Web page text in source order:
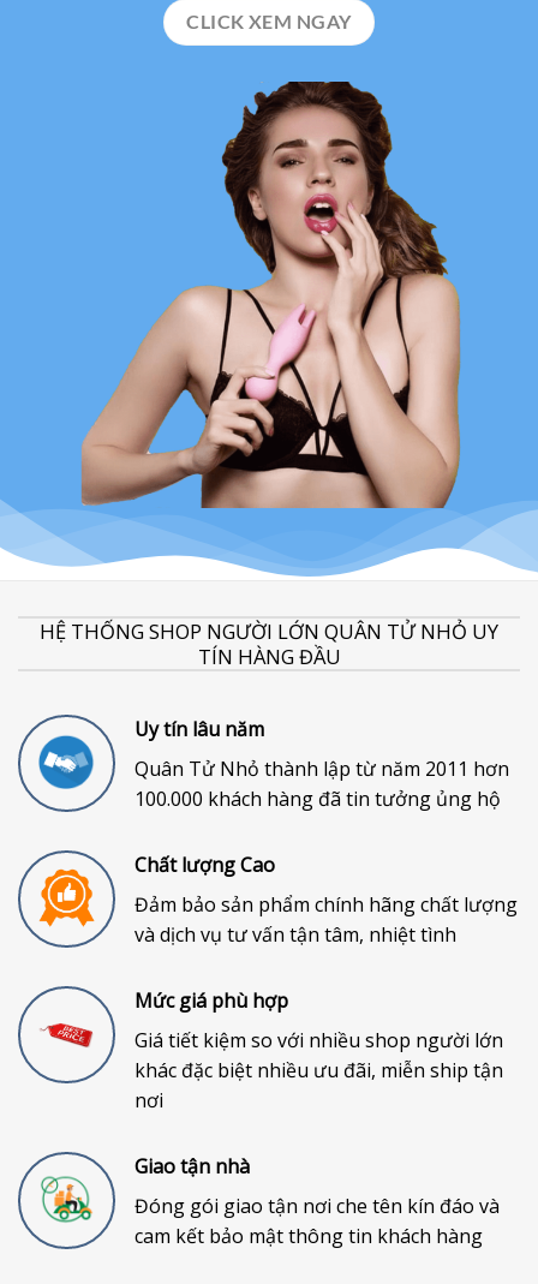
CLICK XEM NGAY
HỆ THỐNG SHOP NGƯỜI LỚN QUÂN TỬ NHỎ UY
TÍN HÀNG ĐẦU
Uy tín lâu năm
Quân Tử Nhỏ thành lập từ năm 2011 hơn
100.000 khách hàng đã tin tưởng ủng hộ
Chất lượng Cao
Đảm bảo sản phẩm chính hãng chất lượng
và dịch vụ tư vấn tận tâm, nhiệt tình
Mức giá phù hợp
Giá tiết kiệm so với nhiều shop người lớn
khác đặc biệt nhiều ưu đãi, miễn ship tận
nơi
Giao tận nhà
Đóng gói giao tận nơi che tên kín đáo và
cam kết bảo mật thông tin khách hàng